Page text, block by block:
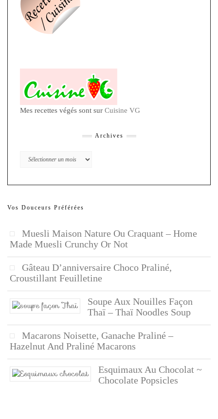
Mes recettes végés sont sur Cuisine VG
Archives
Archives
Vos Douceurs Préférées
Muesli Maison Nature Ou Craquant – Home
Made Muesli Crunchy Or Not
Gâteau D’anniversaire Choco Praliné,
Croustillant Feuilletine
Soupe Aux Nouilles Façon
Thaï – Thaï Noodles Soup
Macarons Noisette, Ganache Praliné –
Hazelnut And Praliné Macarons
Esquimaux Au Chocolat ~
Chocolate Popsicles